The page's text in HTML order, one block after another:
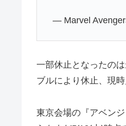
— Marvel
一部休止となったの
ブルにより休止、現
東京会場の『アベン